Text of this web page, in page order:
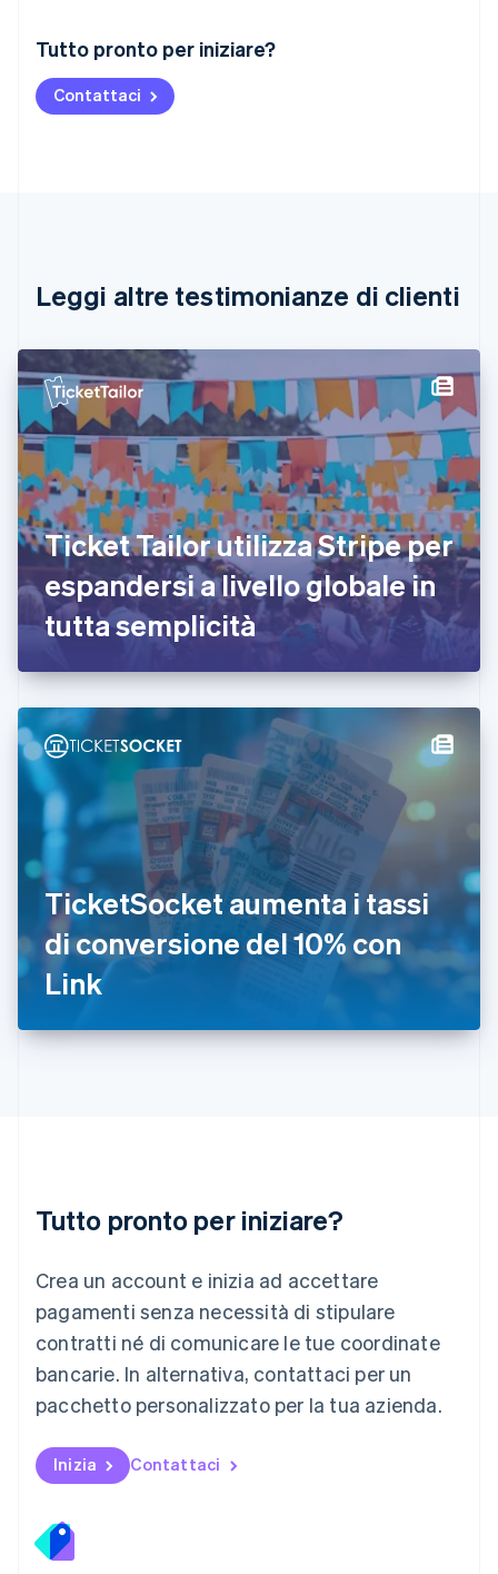
Tutto pronto per iniziare?
Contattaci
Leggi altre testimonianze di clienti
Ticket Tailor utilizza Stripe per
espandersi a livello globale in
tutta semplicità
TicketSocket aumenta i tassi
di conversione del 10% con
Link
Tutto pronto per iniziare?
Crea un account e inizia ad accettare
pagamenti senza necessità di stipulare
contratti né di comunicare le tue coordinate
bancarie. In alternativa, contattaci per un
pacchetto personalizzato per la tua azienda.
Inizia Contattaci
Australia
English
Austria
DeutschEnglish
English Français
Cina continentale
Cipro
English
Croazia
EnglishItaliano
Danimarca
English
Emirati Arabi Uniti
English
Estonia
English
Finlandia
English Svenska
Francia
Germania
Giappone
日本語English
English
Grecia
English
English
Irlanda
English
Italia
ItalianoEnglish
Lettonia
Liechtenstein
Malta
English
EspañolEnglish
Norvegia
English
Nuova Zelanda
English
NederlandsEnglish
English
Portogallo
RAS di Hong Kong, Cina
English